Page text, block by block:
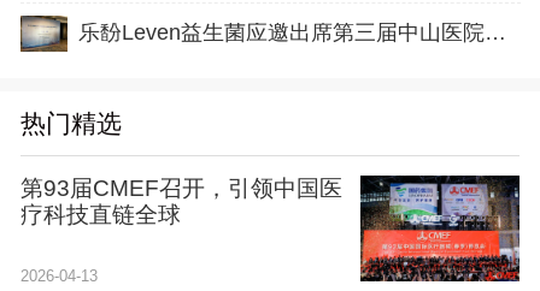
乐馚Leven益生菌应邀出席第三届中山医院消化高峰论坛
热门精选
第93届CMEF召开，引领中国医
疗科技直链全球
2026-04-13